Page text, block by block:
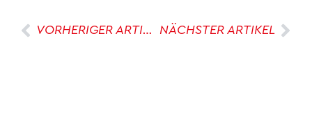
VORHERIGER ARTIKEL NÄCHSTER ARTIKEL